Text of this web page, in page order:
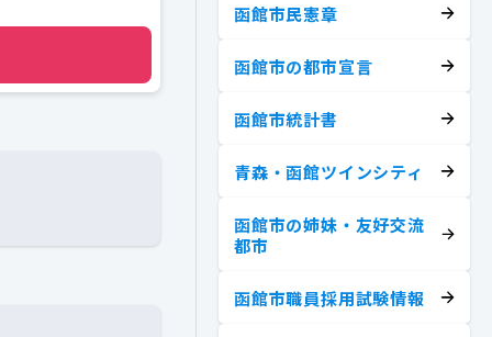
函館市民憲章
函館市の都市宣言
函館市統計書
青森・函館ツインシティ
函館市の姉妹・友好交流
都市
函館市職員採用試験情報